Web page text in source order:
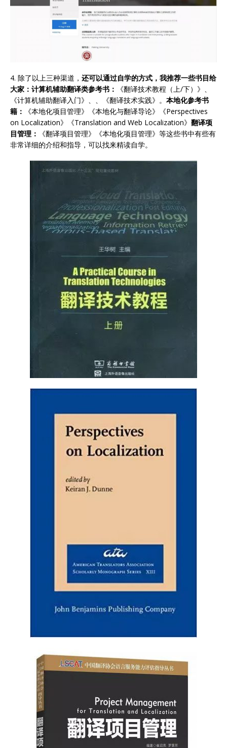
4. 除了以上三种渠道， 还可以通过自学的方式，我推荐一些书目给
大家： 计算机辅助翻译类参考书：
《翻译技术教程（上/下）》、
《计算机辅助翻译入门》、、《翻译技术实践》。 本地化参考书
籍：
《本地化项目管理》《本地化与翻译导论》《Perspectives
on Localization》《Translation and Web Localization》 翻译项
目管理：
《翻译项目管理》《本地化项目管理》等这些书中有些有
非常详细的介绍和指导，可以找来精读自学。